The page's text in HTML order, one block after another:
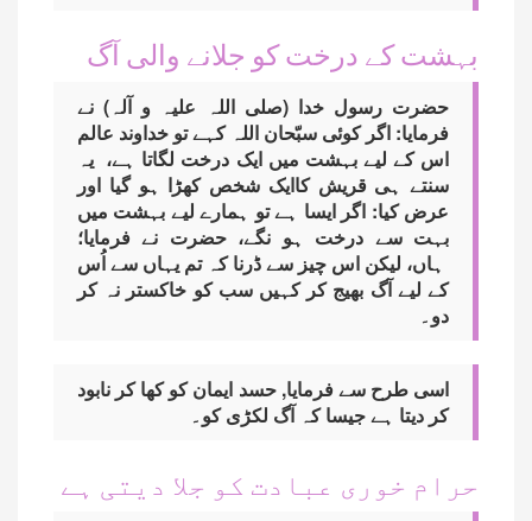
بہشت کے درخت کو جلانے والی آگ
حضرت رسول خدا (صلی اللہ علیہ و آلہ) نے
فرمایا: اگر کوئی سبّحان اللہ کہے تو خداوند عالم
اس کے لیے بہشت میں ایک درخت لگاتا ہے، یہ
سنتے ہی قریش کاایک شخص کھڑا ہو گیا اور
عرض کیا: اگر ایسا ہے تو ہمارے لیے بہشت میں
بہت سے درخت ہو نگے، حضرت نے فرمایا؛
ہاں، لیکن اس چیز سے ڈرنا کہ تم یہاں سے اُس
کے لیے آگ بھیج کر کہیں سب کو خاکستر نہ کر
دو۔
اسی طرح سے فرمایا, حسد ایمان کو کھا کر نابود
کر دیتا ہے جیسا کہ آگ لکڑی کو۔
حرام خوری عبادت کو جلا دیتی ہے